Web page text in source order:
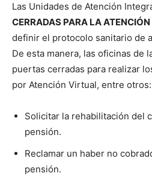
Las Unidades de Atención
CERRADAS PARA LA
definir el protocolo sanitario de
De esta manera, las oficinas de
puertas cerradas para realizar
por Atención Virtual, entre otros:
Solicitar la rehabilitación del
pensión.
Reclamar un haber no
pensión.